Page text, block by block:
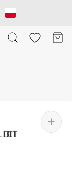
Koszyk